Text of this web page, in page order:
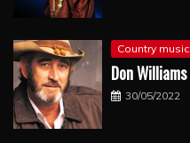
Country music
Don Williams
30/05/2022